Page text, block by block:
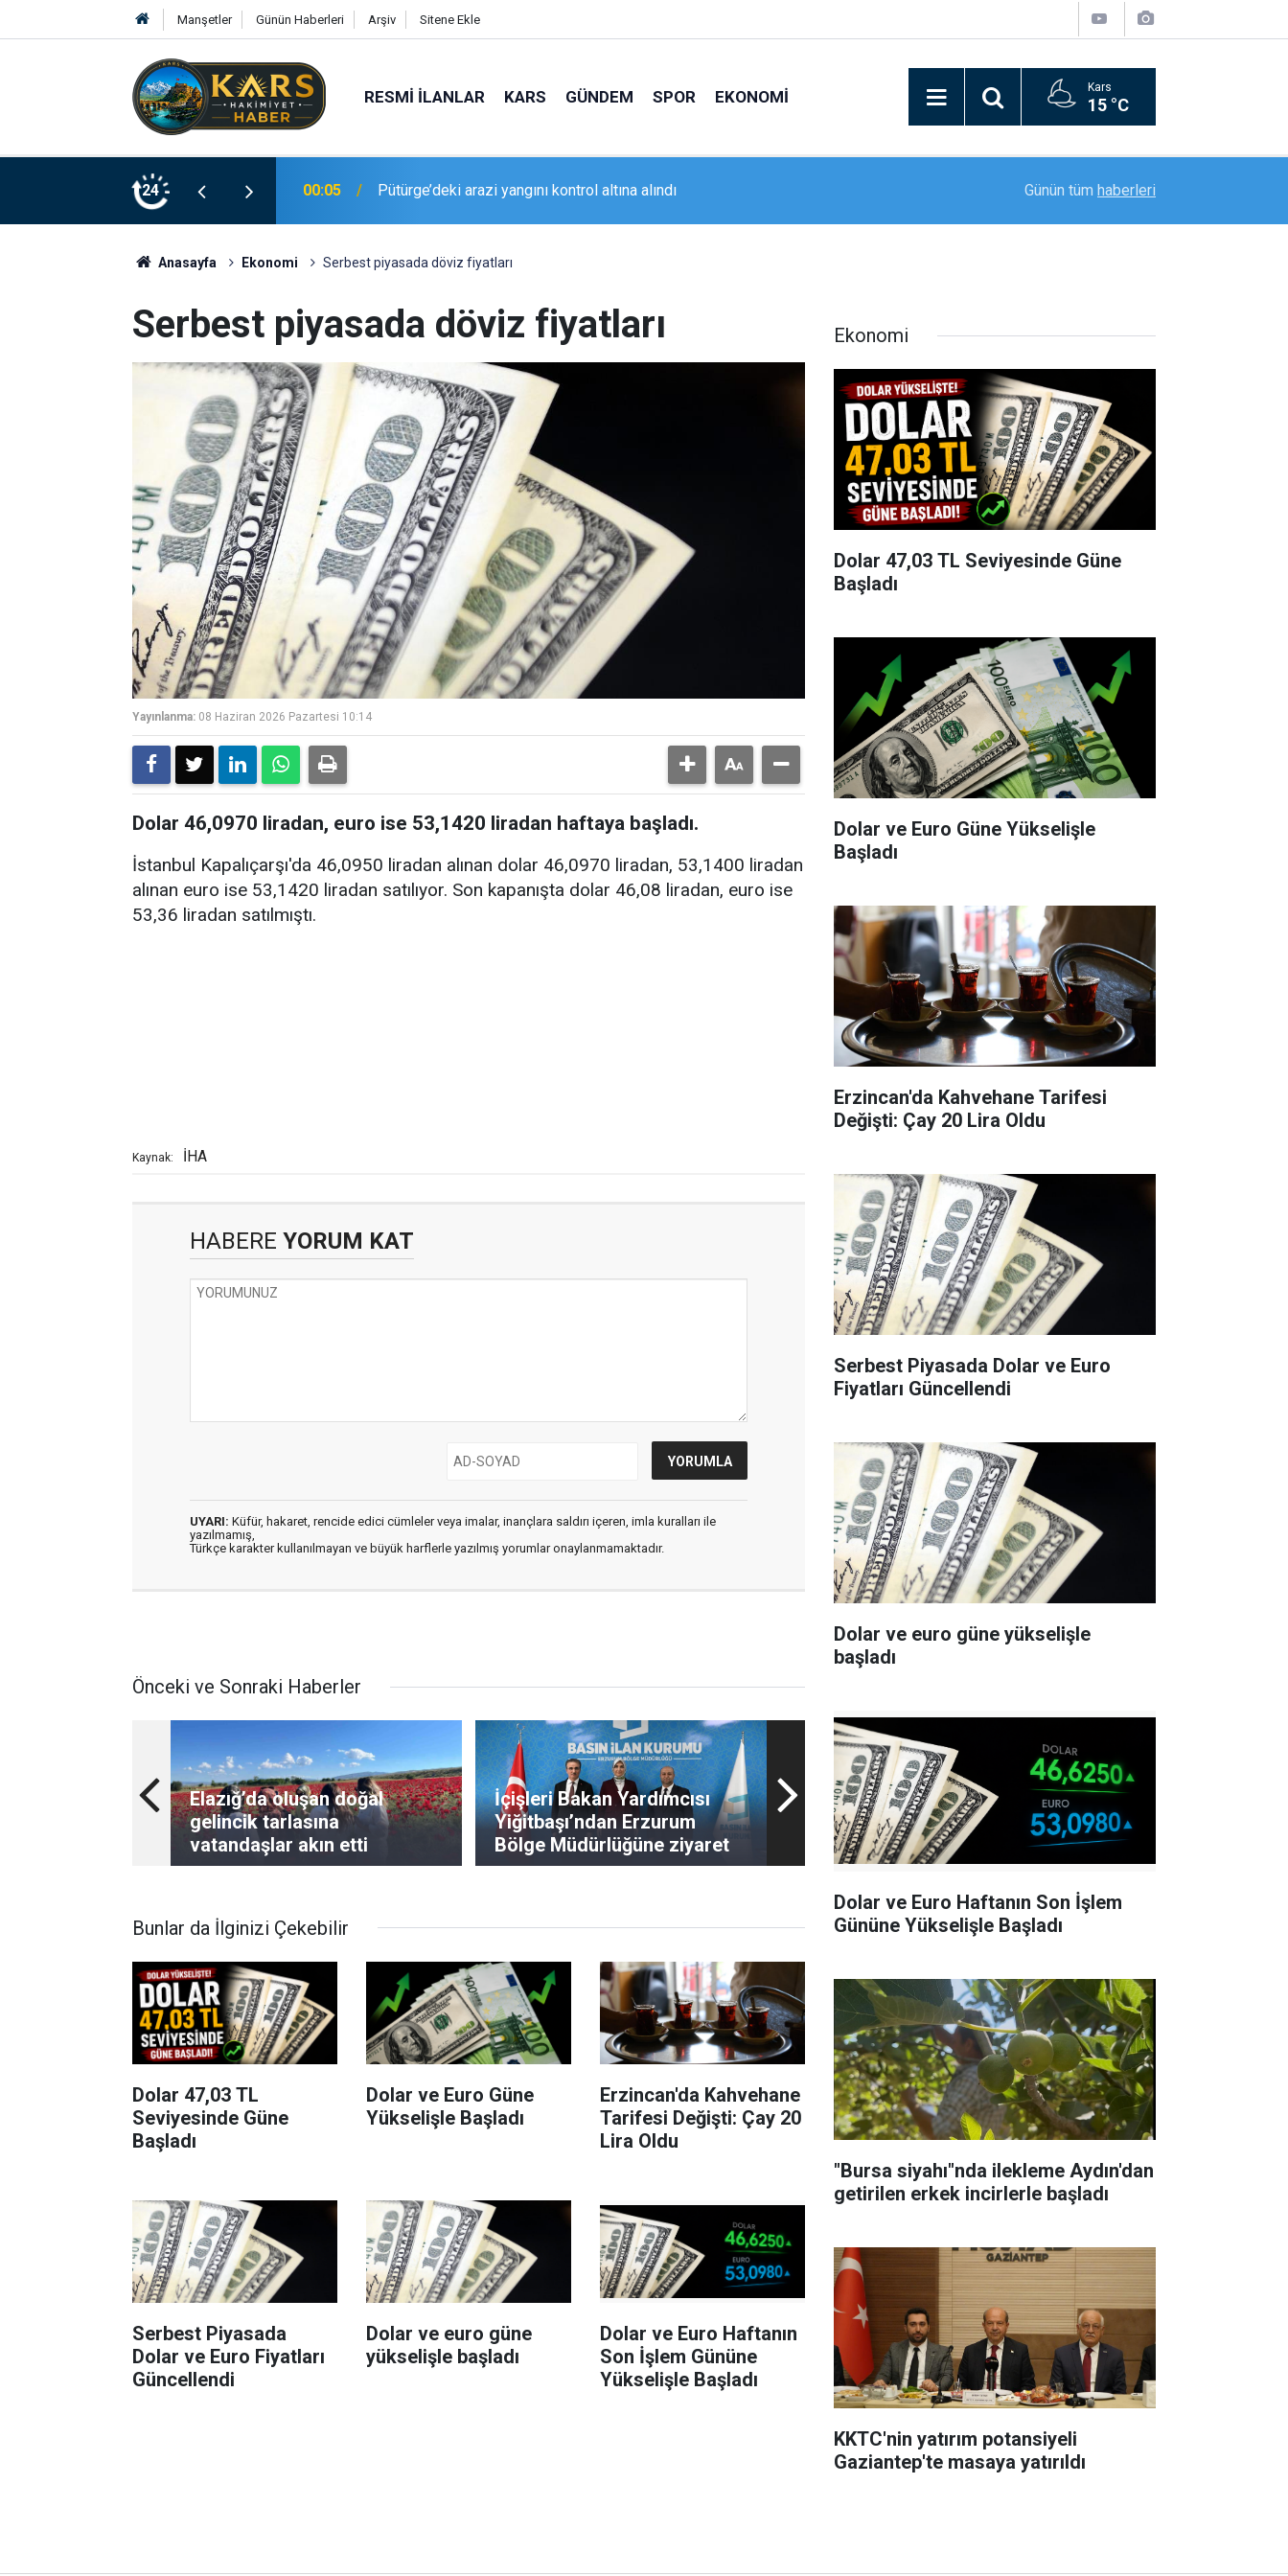
Manşetler Günün Haberleri Arşiv Sitene Ekle
RESMI İLANLAR KARS GÜNDEM SPOR EKONOMI Kars
15 °C
24
00:05
Pütürge’deki arazi yangını kontrol altına alındı
23:20
Elazığ’da geniş kapsamlı asayiş uygulaması "Mameki Fest" Tunceli’de coşkuyla başladı
Günün tüm haberleri
Anasayfa Ekonomi Serbest piyasada döviz fiyatları
Serbest piyasada döviz fiyatları
Yayınlanma: 08 Haziran 2026 Pazartesi 10:14
Dolar 46,0970 liradan, euro ise 53,1420 liradan haftaya başladı.
İstanbul Kapalıçarşı'da 46,0950 liradan alınan dolar 46,0970 liradan, 53,1400 liradan
alınan euro ise 53,1420 liradan satılıyor. Son kapanışta dolar 46,08 liradan, euro ise
53,36 liradan satılmıştı.
Kaynak: İHA
HABERE YORUM KAT
UYARI: Küfür, hakaret, rencide edici cümleler veya imalar, inançlara saldırı içeren, imla kuralları ile
yazılmamış,
Türkçe karakter kullanılmayan ve büyük harflerle yazılmış yorumlar onaylanmamaktadır.
Önceki ve Sonraki Haberler
Elazığ’da oluşan doğal
gelincik tarlasına
vatandaşlar akın etti
İçişleri Bakan Yardımcısı
Yiğitbaşı’ndan Erzurum
Bölge Müdürlüğüne ziyaret
Bunlar da İlginizi Çekebilir
Dolar 47,03 TL
Seviyesinde Güne
Başladı
Dolar ve Euro Güne
Yükselişle Başladı
Erzincan'da Kahvehane
Tarifesi Değişti: Çay 20
Lira Oldu
Serbest Piyasada
Dolar ve Euro Fiyatları
Güncellendi
Dolar ve euro güne
yükselişle başladı
Dolar ve Euro Haftanın
Son İşlem Gününe
Yükselişle Başladı
Ekonomi
Dolar 47,03 TL Seviyesinde Güne
Başladı
Dolar ve Euro Güne Yükselişle
Başladı
Erzincan'da Kahvehane Tarifesi
Değişti: Çay 20 Lira Oldu
Serbest Piyasada Dolar ve Euro
Fiyatları Güncellendi
Dolar ve euro güne yükselişle
başladı
Dolar ve Euro Haftanın Son İşlem
Gününe Yükselişle Başladı
"Bursa siyahı"nda ilekleme Aydın'dan
getirilen erkek incirlerle başladı
KKTC'nin yatırım potansiyeli
Gaziantep'te masaya yatırıldı